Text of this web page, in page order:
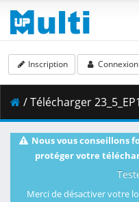
Inscription Connexion
/ Télécharger
Nous vous conseillons
protéger votre
Merci de désactiver votre